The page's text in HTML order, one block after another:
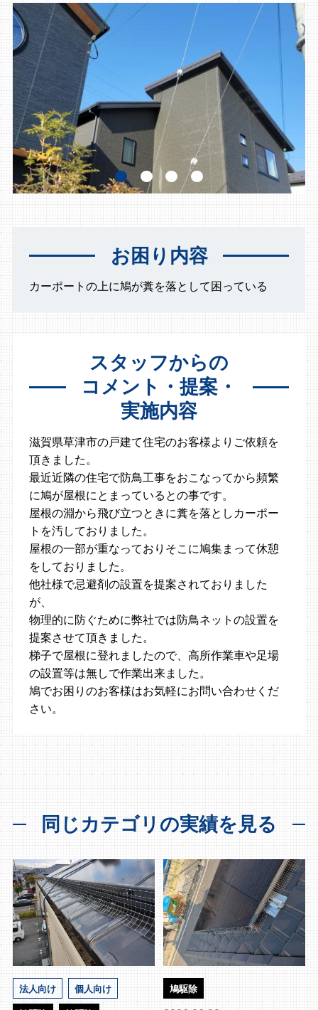
お困り内容
カーポートの上に鳩が糞を落として困っている
スタッフからの
コメント・提案・
実施内容
滋賀県草津市の戸建て住宅のお客様よりご依頼を
頂きました。
最近近隣の住宅で防鳥工事をおこなってから頻繁
に鳩が屋根にとまっているとの事です。
屋根の淵から飛び立つときに糞を落としカーポー
トを汚しておりました。
屋根の一部が重なっておりそこに鳩集まって休憩
をしておりました。
他社様で忌避剤の設置を提案されておりました
が、
物理的に防ぐために弊社では防鳥ネットの設置を
提案させて頂きました。
梯子で屋根に登れましたので、高所作業車や足場
の設置等は無しで作業出来ました。
鳩でお困りのお客様はお気軽にお問い合わせくだ
さい。
同じカテゴリの実績を見る
法人向け 個人向け 鳩駆除